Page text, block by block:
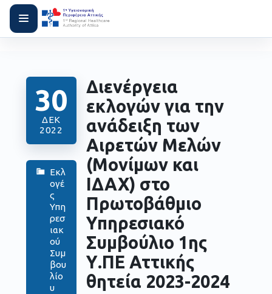
30
ΔΕΚ
2022
Εκλ
ογέ
ς
Υπη
ρεσ
ιακ
ού
Συμ
βου
λίο
υ
Διενέργεια
εκλογών για την
ανάδειξη των
Αιρετών Μελών
(Μονίμων και
ΙΔΑΧ) στο
Πρωτοβάθμιο
Υπηρεσιακό
Συμβούλιο 1ης
Υ.ΠΕ Αττικής
θητεία 2023-2024